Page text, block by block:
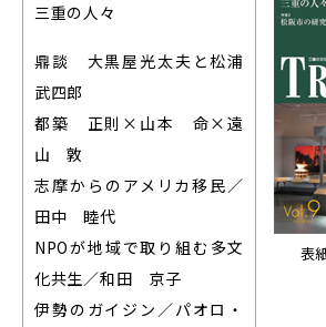
三重の人々
鼎談 大黒屋光太夫と松浦
武四郎
都築 正則×山本 命×遠
山 敦
志摩からのアメリカ移民／
田中 睦代
NPOが地域で取り組む多文
化共生／和田 京子
伊勢のガイジン／パオロ・
表